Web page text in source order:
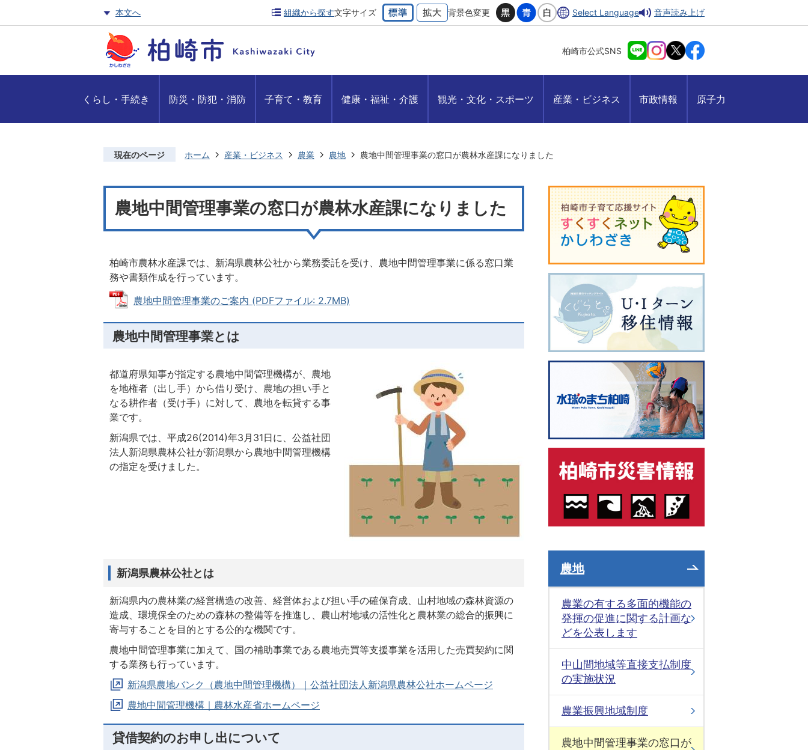
本文へ 組織から探す文字サイズ 背景色変更 Select Language 音声読み上げ
柏崎市公式SNS
くらし・手続き 防災・防犯・消防 子育て・教育 健康・福祉・介護 観光・文化・スポーツ 産業・ビジネス 市政情報 原子力
現在のページ ホーム 産業・ビジネス 農業 農地 農地中間管理事業の窓口が農林水産課になりました
農地中間管理事業の窓口が農林水産課になりました
柏崎市農林水産課では、新潟県農林公社から業務委託を受け、農地中間管理事業に係る窓口業
務や書類作成を行っています。
農地中間管理事業のご案内 (PDFファイル: 2.7MB)
農地中間管理事業とは
都道府県知事が指定する農地中間管理機構が、農地
を地権者（出し手）から借り受け、農地の担い手と
なる耕作者（受け手）に対して、農地を転貸する事
業です。
新潟県では、平成26(2014)年3月31日に、公益社団
法人新潟県農林公社が新潟県から農地中間管理機構
の指定を受けました。
新潟県農林公社とは
新潟県内の農林業の経営構造の改善、経営体および担い手の確保育成、山村地域の森林資源の
造成、環境保全のための森林の整備等を推進し、農山村地域の活性化と農林業の総合的振興に
寄与することを目的とする公的な機関です。
農地中間管理事業に加えて、国の補助事業である農地売買等支援事業を活用した売買契約に関
する業務も行っています。
新潟県農地バンク（農地中間管理機構）｜公益社団法人新潟県農林公社ホームページ
農地中間管理機構｜農林水産省ホームページ
貸借契約のお申し出について
農地
農業の有する多面的機能の
発揮の促進に関する計画な
どを公表します
中山間地域等直接支払制度
の実施状況
農業振興地域制度
農地中間管理事業の窓口が